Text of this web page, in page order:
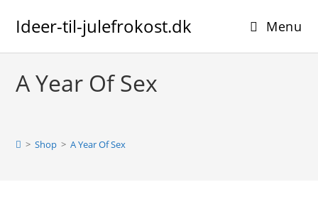
Ideer-til-julefrokost.dk Menu
A Year Of Sex
> Shop > A Year Of Sex